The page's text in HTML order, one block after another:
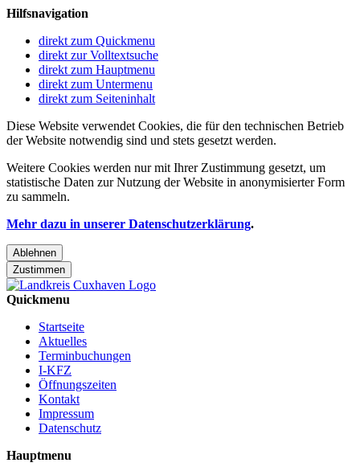
Hilfsnavigation
direkt zum Quickmenu
direkt zur Volltextsuche
direkt zum Hauptmenu
direkt zum Untermenu
direkt zum Seiteninhalt
Diese Website verwendet Cookies, die für den technischen Betrieb
der Website notwendig sind und stets gesetzt werden.
Weitere Cookies werden nur mit Ihrer Zustimmung gesetzt, um
statistische Daten zur Nutzung der Website in anonymisierter Form
zu sammeln.
Mehr dazu in unserer Datenschutzerklärung.
Ablehnen
Zustimmen
Quickmenu
Startseite
Aktuelles
Terminbuchungen
I-KFZ
Öffnungszeiten
Kontakt
Impressum
Datenschutz
Hauptmenu